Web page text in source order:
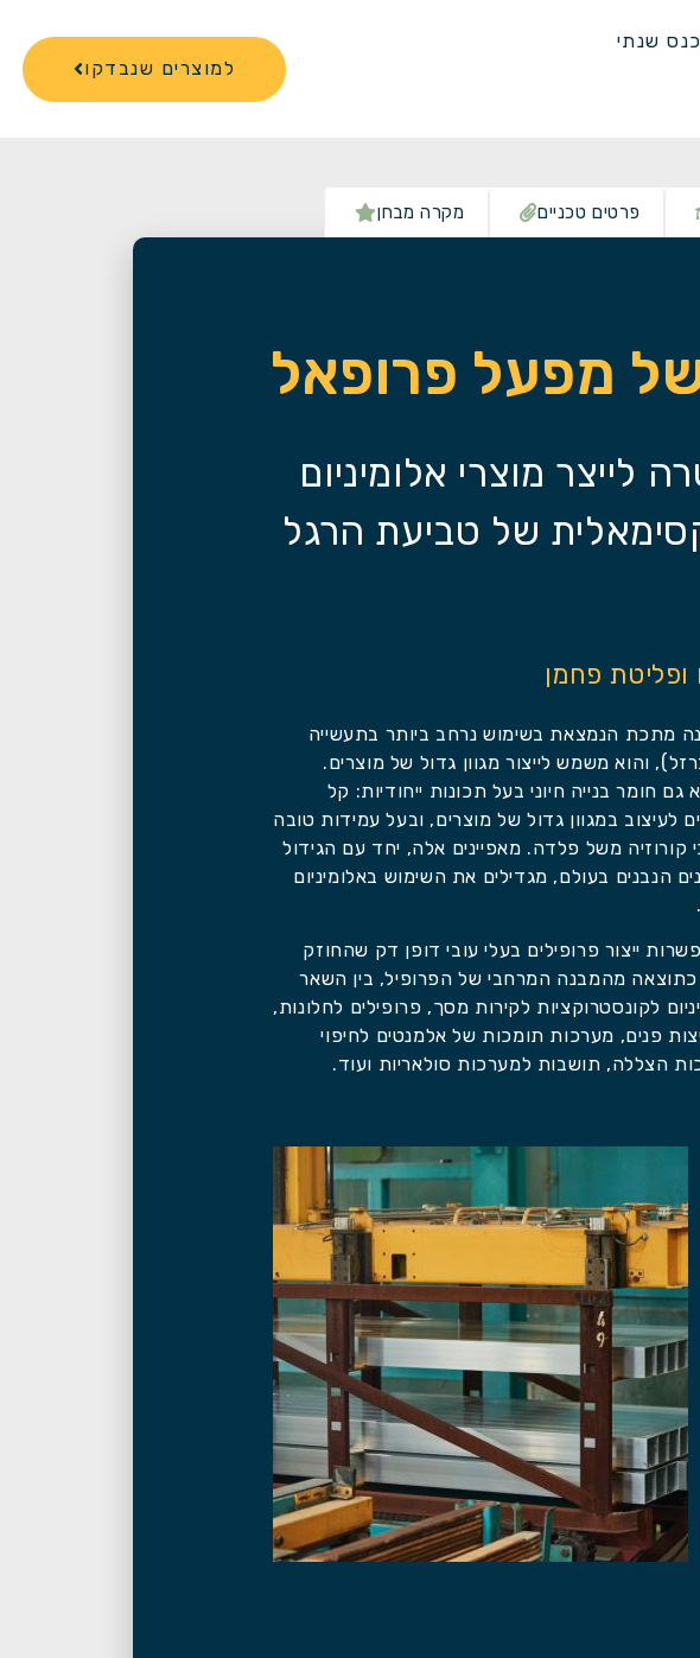
כנס שנתי
למוצרים שנבדקו
פרטים טכניים מקרה מבחן
של מפעל פרופאל
מוצרי אלומיניום
של טביעת הרגל
ופליטת פחמן
מתכת הנמצאת בשימוש נרחב ביותר בתעשייה
והוא משמש לייצור מגוון גדול של מוצרים.
גם חומר בנייה חיוני בעל תכונות ייחודיות: קל
לעיצוב במגוון גדול של מוצרים, ובעל עמידות טובה
קורוזיה משל פלדה. מאפיינים אלה, יחד עם הגידול
הנבנים בעולם, מגדילים את השימוש באלומיניום
ייצור פרופילים בעלי עובי דופן דק שהחוזק
מהמבנה המרחבי של הפרופיל, בין השאר
לקונסטרוקציות לקירות מסך, פרופילים לחלונות,
פנים, מערכות תומכות של אלמנטים לחיפוי
הצללה, תושבות למערכות סולאריות ועוד.